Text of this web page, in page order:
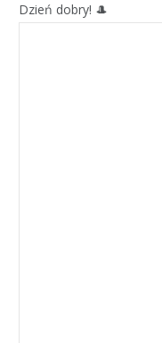
Dzień dobry! 🎩